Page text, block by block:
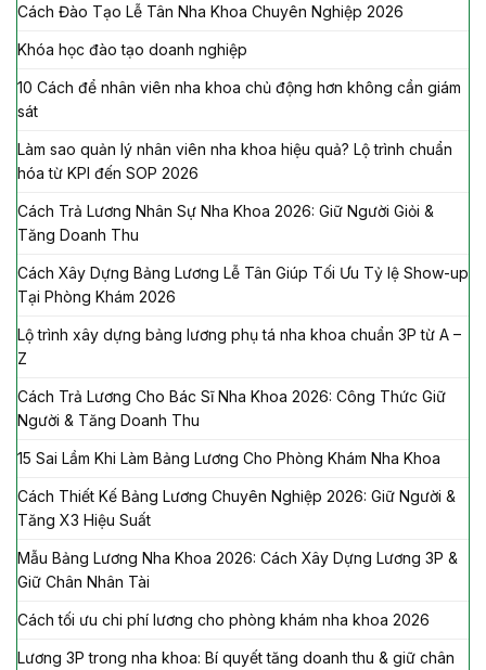
Cách Đào Tạo Lễ Tân Nha Khoa Chuyên Nghiệp 2026
Khóa học đào tạo doanh nghiệp
10 Cách để nhân viên nha khoa chủ động hơn không cần giám
sát
Làm sao quản lý nhân viên nha khoa hiệu quả? Lộ trình chuẩn
hóa từ KPI đến SOP 2026
Cách Trả Lương Nhân Sự Nha Khoa 2026: Giữ Người Giỏi &
Tăng Doanh Thu
Cách Xây Dựng Bảng Lương Lễ Tân Giúp Tối Ưu Tỷ lệ Show-up
Tại Phòng Khám 2026
Lộ trình xây dựng bảng lương phụ tá nha khoa chuẩn 3P từ A –
Z
Cách Trả Lương Cho Bác Sĩ Nha Khoa 2026: Công Thức Giữ
Người & Tăng Doanh Thu
15 Sai Lầm Khi Làm Bảng Lương Cho Phòng Khám Nha Khoa
Cách Thiết Kế Bảng Lương Chuyên Nghiệp 2026: Giữ Người &
Tăng X3 Hiệu Suất
Mẫu Bảng Lương Nha Khoa 2026: Cách Xây Dựng Lương 3P &
Giữ Chân Nhân Tài
Cách tối ưu chi phí lương cho phòng khám nha khoa 2026
Lương 3P trong nha khoa: Bí quyết tăng doanh thu & giữ chân